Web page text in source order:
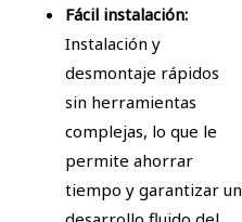
Fácil instalación:
Instalación y
desmontaje rápidos
sin herramientas
complejas, lo que le
permite ahorrar
tiempo y garantizar un